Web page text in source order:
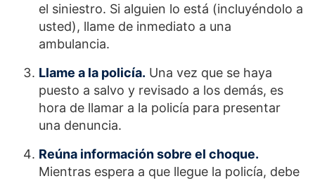
el siniestro. Si alguien lo está (incluyéndolo a
usted), llame de inmediato a una
ambulancia.
Llame a la policía. Una vez que se haya
puesto a salvo y revisado a los demás, es
hora de llamar a la policía para presentar
una denuncia.
Reúna información sobre el choque.
Mientras espera a que llegue la policía, debe